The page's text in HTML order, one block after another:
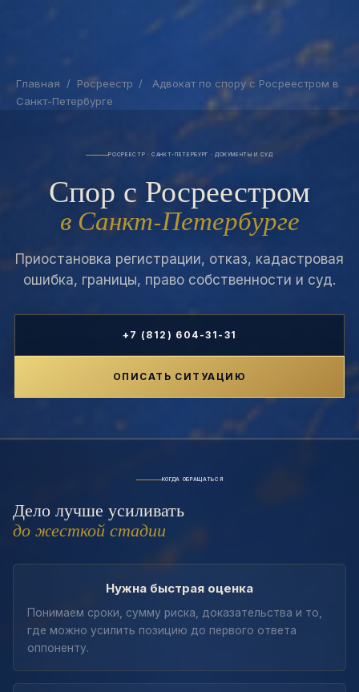
Главная / Росреестр /
Адвокат по спору с Росреестром в
Санкт-Петербурге
РОСРЕЕСТР · САНКТ-ПЕТЕРБУРГ · ДОКУМЕНТЫ И СУД
Спор с Росреестром
в Санкт-Петербурге
Приостановка регистрации, отказ, кадастровая
ошибка, границы, право собственности и суд.
+7 (812) 604-31-31
ОПИСАТЬ СИТУАЦИЮ
КОГДА ОБРАЩАТЬСЯ
Дело лучше усиливать
до жесткой стадии
Нужна быстрая оценка
Понимаем сроки, сумму риска, доказательства и то,
где можно усилить позицию до первого ответа
оппоненту.